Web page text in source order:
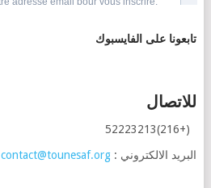
تابعونا على الفايسبوك
للاتصال
(+216)52223213
البريد الالكتروني : contact@tounesaf.org